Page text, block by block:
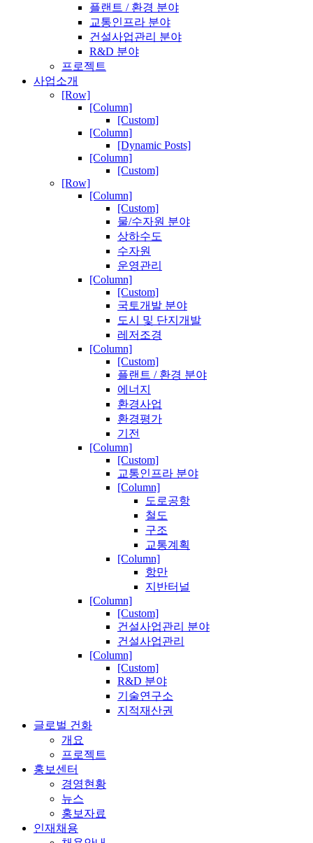
플랜트 / 환경 분야
교통인프라 분야
건설사업관리 분야
R&D 분야
프로젝트
사업소개
[Row]
[Column]
[Custom]
[Column]
[Dynamic Posts]
[Column]
[Custom]
[Row]
[Column]
[Custom]
물/수자원 분야
상하수도
수자원
운영관리
[Column]
[Custom]
국토개발 분야
도시 및 단지개발
레저조경
[Column]
[Custom]
플랜트 / 환경 분야
에너지
환경사업
환경평가
기전
[Column]
[Custom]
교통인프라 분야
[Column]
도로공항
철도
구조
교통계획
[Column]
항만
지반터널
[Column]
[Custom]
건설사업관리 분야
건설사업관리
[Column]
[Custom]
R&D 분야
기술연구소
지적재산권
글로벌 건화
개요
프로젝트
홍보센터
경영현황
뉴스
홍보자료
인재채용